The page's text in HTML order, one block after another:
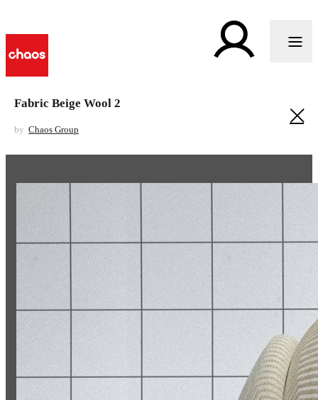
Fabric Beige Wool 2
by Chaos Group